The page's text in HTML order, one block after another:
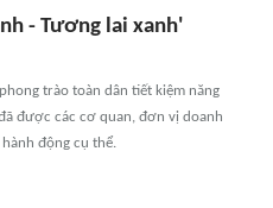
- Tương lai xanh'
trào toàn dân tiết kiệm năng
được các cơ quan, đơn vị doanh
động cụ thể.